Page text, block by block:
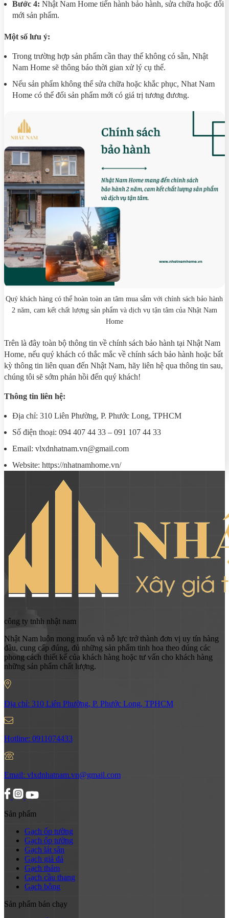
Bước 4: Nhật Nam Home tiến hành bảo hành, sửa chữa hoặc đổi
mới sản phẩm.
Một số lưu ý:
Trong trường hợp sản phẩm cần thay thế không có sẵn, Nhật
Nam Home sẽ thông báo thời gian xử lý cụ thể.
Nếu sản phẩm không thể sửa chữa hoặc khắc phục, Nhat Nam
Home có thể đổi sản phẩm mới có giá trị tương đương.
Quý khách hàng có thể hoàn toàn an tâm mua sắm với chính sách bảo hành
2 năm, cam kết chất lượng sản phẩm và dịch vụ tận tâm của Nhật Nam
Home
Trên là đây toàn bộ thông tin về chính sách bảo hành tại Nhật Nam
Home, nếu quý khách có thắc mắc về chính sách bảo hành hoặc bất
kỳ thông tin liên quan đến Nhật Nam, hãy liên hệ qua thông tin sau,
chúng tôi sẽ sớm phản hồi đến quý khách!
Thông tin liên hệ:
Địa chỉ: 310 Liên Phường, P. Phước Long, TPHCM
Số điện thoại: 094 407 44 33 – 091 107 44 33
Email: vlxdnhatnam.vn@gmail.com
Website: https://nhatnamhome.vn/
công ty tnhh nhật nam
Nhật Nam luôn mong muốn và nỗ lực trở thành đơn vị uy tín hàng
đầu, cung cấp đúng, đủ những sản phẩm tinh hoa theo đúng các
phong cách thiết kế của khách hàng hoặc tư vấn cho khách hàng
những sản phẩm chất lượng.
Địa chỉ: 310 Liên Phường, P. Phước Long, TPHCM
Hotline: 0911074433
Email: vlxdnhatnam.vn@gmail.com
Sản phẩm
Gạch ốp tường
Gạch ốp tường
Gạch lát sân
Gạch giả đá
Gạch thảm
Gạch cầu thang
Gạch bông
Sản phẩm bán chạy